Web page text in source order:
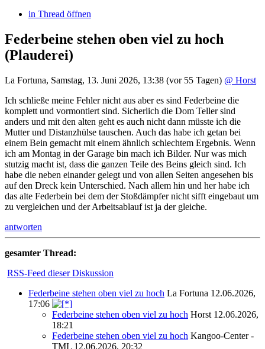
in Thread öffnen
Federbeine stehen oben viel zu hoch
(Plauderei)
La Fortuna, Samstag, 13. Juni 2026, 13:38 (vor 55 Tagen) @ Horst
Ich schließe meine Fehler nicht aus aber es sind Federbeine die
komplett und vormontiert sind. Sicherlich die Dom Teller sind
anders und mit den alten geht es auch nicht dann müsste ich die
Mutter und Distanzhülse tauschen. Auch das habe ich getan bei
einem Bein gemacht mit einem ähnlich schlechtem Ergebnis. Wenn
ich am Montag in der Garage bin mach ich Bilder. Nur was mich
stutzig macht ist, dass die ganzen Teile des Beins gleich sind. Ich
habe die neben einander gelegt und von allen Seiten angesehen bis
auf den Dreck kein Unterschied. Nach allem hin und her habe ich
das alte Federbein bei dem der Stoßdämpfer nicht sifft eingebaut um
zu vergleichen und der Arbeitsablauf ist ja der gleiche.
antworten
gesamter Thread:
RSS-Feed dieser Diskussion
Federbeine stehen oben viel zu hoch La Fortuna 12.06.2026,
17:06
Federbeine stehen oben viel zu hoch Horst 12.06.2026,
18:21
Federbeine stehen oben viel zu hoch Kangoo-Center -
TML 12.06.2026, 20:32